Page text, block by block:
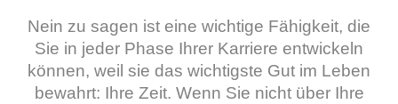
Nein zu sagen ist eine wichtige Fähigkeit, die
Sie in jeder Phase Ihrer Karriere entwickeln
können, weil sie das wichtigste Gut im Leben
bewahrt: Ihre Zeit. Wenn Sie nicht über Ihre